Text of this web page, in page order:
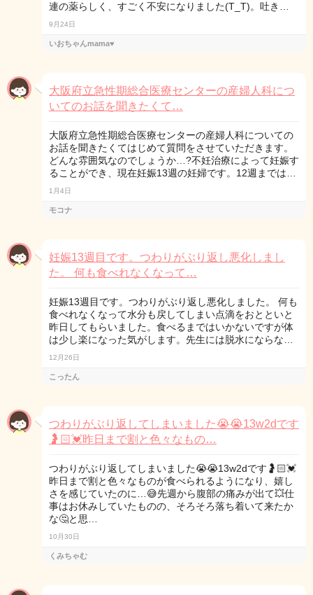
連の薬らしく、すごく不安になりました(T_T)。吐き…
9月24日
いおちゃんmama♥
大阪府立急性期総合医療センターの産婦人科につ
いてのお話を聞きたくて…
大阪府立急性期総合医療センターの産婦人科についての
お話を聞きたくてはじめて質問をさせていただきます。
どんな雰囲気なのでしょうか…?不妊治療によって妊娠す
ることができ、現在妊娠13週の妊婦です。12週までは…
1月4日
モコナ
妊娠13週目です。つわりがぶり返し悪化しまし
た。 何も食べれなくなって…
妊娠13週目です。つわりがぶり返し悪化しました。 何も
食べれなくなって水分も戻してしまい点滴をおとといと
昨日してもらいました。食べるまではいかないですが体
は少し楽になった気がします。先生には脱水にならな…
12月26日
こったん
つわりがぶり返してしまいました😭😭13w2dです
🤰🏻💓昨日まで割と色々なもの…
つわりがぶり返してしまいました😭😭13w2dです🤰🏻💓
昨日まで割と色々なものが食べられるようになり、嬉し
さを感じていたのに…😅先週から腹部の痛みが出て💥仕
事はお休みしていたものの、そろそろ落ち着いて来たか
な🤔と思…
10月30日
くみちゃむ